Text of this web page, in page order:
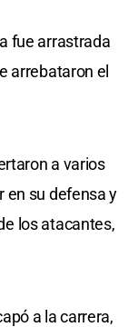
fue arrastrada
arrebataron el
a varios
en su defensa y
los atacantes,
a la carrera,